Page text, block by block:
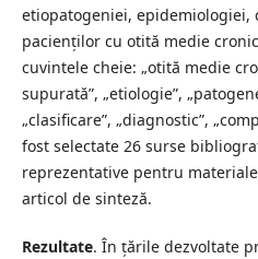
etiopatogeniei,
pacienților cu otită medie
cuvintele cheie: „otită medie
supurată”, „etiologie”,
„clasificare”, „diagnostic”,
fost selectate 26 surse
reprezentative pentru
articol de sinteză.
Rezultate. În țările dezvoltate